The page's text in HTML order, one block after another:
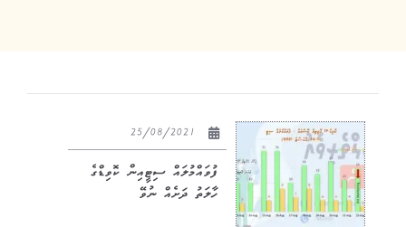
ފުވައްމުލައް ސިޓީއިން ކޮވިޑްގެ
ހާލަތު ދަށެއް ނުވޭ